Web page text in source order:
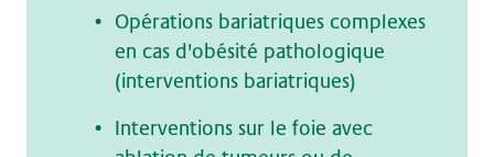
Opérations bariatriques complexes
en cas d'obésité pathologique
(interventions bariatriques)
Interventions sur le foie avec